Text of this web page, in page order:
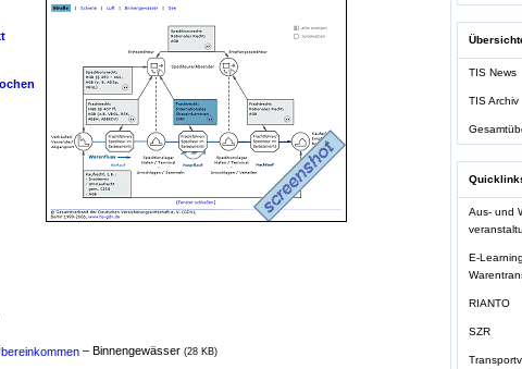
– Binnengewässer (28 KB)
TIS News
TIS Archiv
Aus- und
E-
RIANTO
SZR